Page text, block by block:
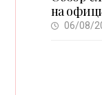
на
06/08/